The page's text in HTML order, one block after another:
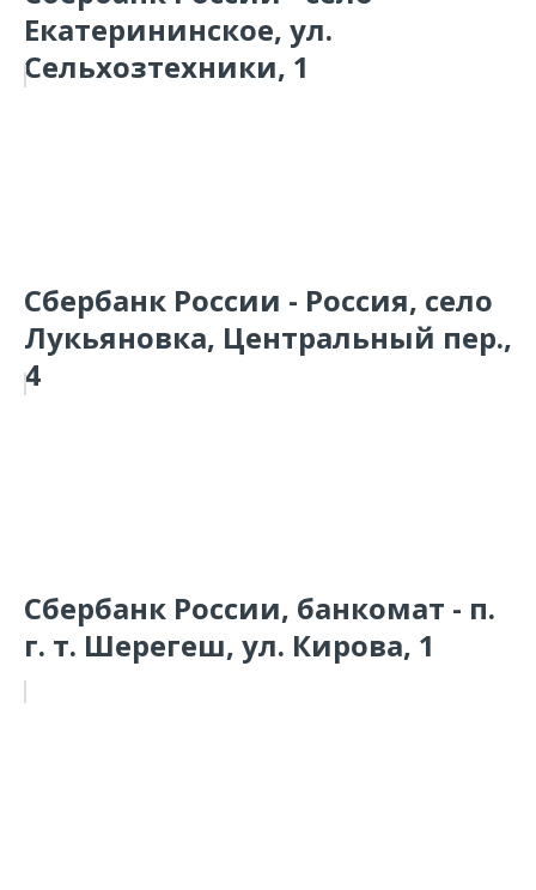
Екатерининское, ул.
Сельхозтехники, 1
Сбербанк России - Россия, село
Лукьяновка, Центральный пер.,
4
Сбербанк России, банкомат - п.
г. т. Шерегеш, ул. Кирова, 1